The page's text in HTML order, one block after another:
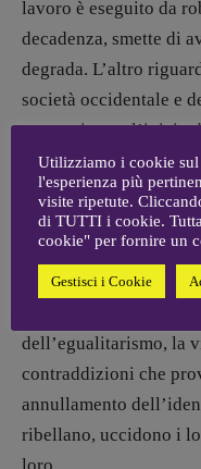
lavoro è eseguito da
decadenza, smette di
degrada. L’altro
società occidentale e
caratterizzare l’inizio
istanze sempre più
grande novità della
immagina la
essere impegnati in
conservatrice. In ogni
dell’egualitarismo, la
contraddizioni che
annullamento
ribellano, uccidono i
Utilizziamo i cookie
l'esperienza più
visite ripetute.
di TUTTI i cookie.
cookie" per fornire un
Gestisci i Cookie